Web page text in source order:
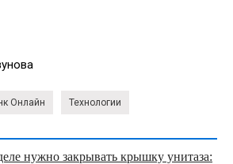
Онлайн Технологии
нужно закрывать крышку унитаза: